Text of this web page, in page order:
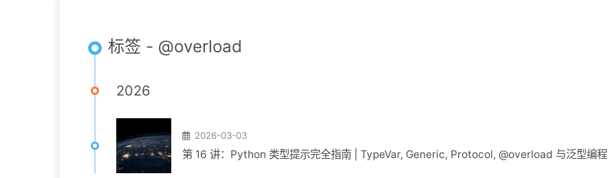
标签 - @overload
2026
2026-03-03
第 16 讲：Python 类型提示完全指南 | TypeVar, Generic, Protocol, @overload 与泛型编程